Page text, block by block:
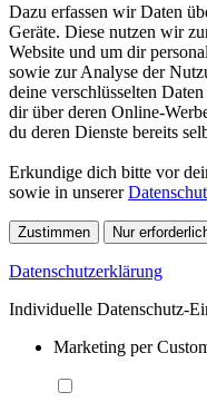
Dazu erfassen wir Daten
Geräte. Diese nutzen wir
Website und um dir
sowie zur Analyse der
deine verschlüsselten
dir über deren Online-
du deren Dienste bereits
Erkundige dich bitte vor
sowie in unserer
Zustimmen Nur
Datenschutzerklärung
Individuelle Datenschutz-
Marketing per